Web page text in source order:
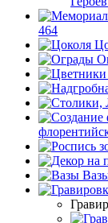
464